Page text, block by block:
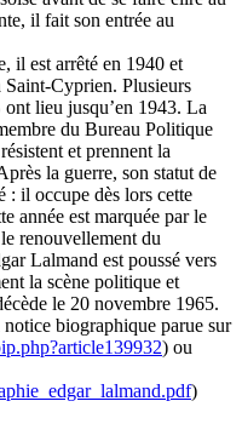
il fait son entrée au
il est arrêté en 1940 et
Saint-Cyprien. Plusieurs
lieu jusqu’en 1943. La
du Bureau Politique
et prennent la
la guerre, son statut de
: il occupe dès lors cette
année est marquée par le
renouvellement du
Lalmand est poussé vers
la scène politique et
le 20 novembre 1965.
biographique parue sur
) ou
)